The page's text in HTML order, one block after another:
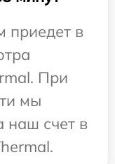
приедет в
При
мы
наш счет в